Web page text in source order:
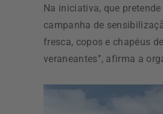
Na iniciativa, que
campanha de
fresca, copos e chapéus
veraneantes”, afirma a